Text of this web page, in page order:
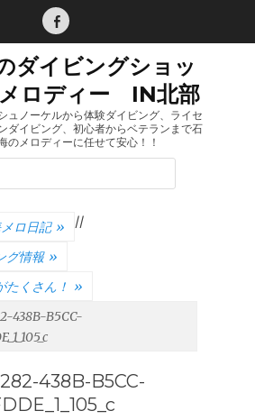
Facebook
ダイビングショッ
ロディー IN北部
ュノーケルから体験ダイビング、ライセ
ダイビング、初心者からベテランまで石
のメロディーに任せて安心！！
ロ日記 » /
グ情報 »
/
くさん！ »
438B-B5CC-
438B-B5CC-